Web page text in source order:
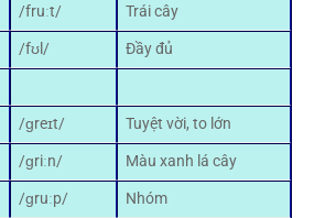
/fruːt/
Trái cây
/fʊl/
Đầy đủ
/ɡreɪt/
Tuyệt vời, to lớn
/ɡriːn/
Màu xanh lá cây
/ɡruːp/
Nhóm